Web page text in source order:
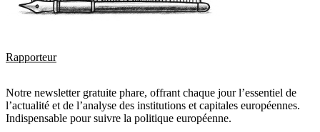
Rapporteur
Notre newsletter gratuite phare, offrant chaque jour l’essentiel de
l’actualité et de l’analyse des institutions et capitales européennes.
Indispensable pour suivre la politique européenne.